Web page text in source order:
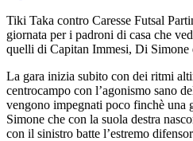
Tiki Taka contro Caresse Futsal
giornata per i padroni di casa che
quelli di Capitan Immesi, Di Simone
La gara inizia subito con dei ritmi
centrocampo con l’agonismo sano
vengono impegnati poco finchè una
Simone che con la suola destra
con il sinistro batte l’estremo